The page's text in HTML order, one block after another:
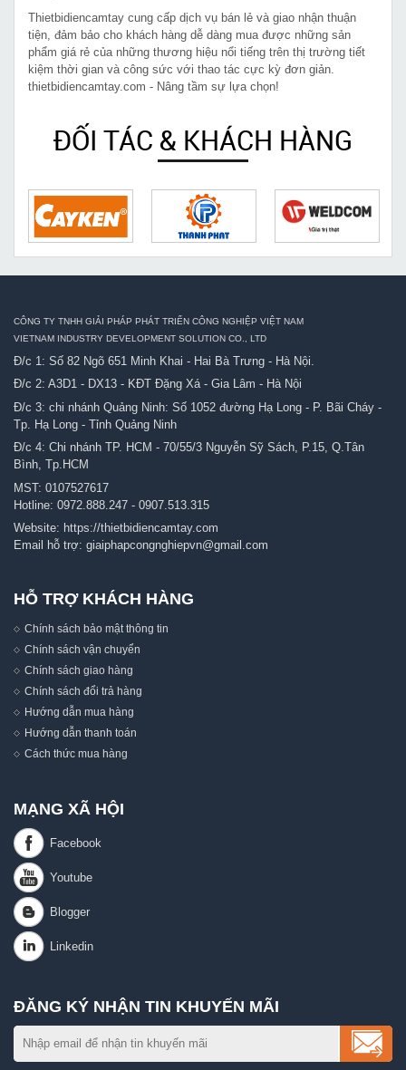
Thietbidiencamtay cung cấp dịch vụ bán lẻ và giao nhận thuận
tiện, đảm bảo cho khách hàng dễ dàng mua được những sản
phẩm giá rẻ của những thương hiệu nổi tiếng trên thị trường tiết
kiệm thời gian và công sức với thao tác cực kỳ đơn giản.
thietbidiencamtay.com - Nâng tầm sự lựa chọn!
ĐỐI TÁC & KHÁCH HÀNG
CÔNG TY TNHH GIẢI PHÁP PHÁT TRIỂN CÔNG NGHIỆP VIỆT NAM
VIETNAM INDUSTRY DEVELOPMENT SOLUTION CO., LTD
Đ/c 1: Số 82 Ngõ 651 Minh Khai - Hai Bà Trưng - Hà Nội.
Đ/c 2: A3D1 - DX13 - KĐT Đặng Xá - Gia Lâm - Hà Nội
Đ/c 3: chi nhánh Quảng Ninh: Số 1052 đường Hạ Long - P. Bãi Cháy -
Tp. Hạ Long - Tỉnh Quảng Ninh
Đ/c 4: Chi nhánh TP. HCM - 70/55/3 Nguyễn Sỹ Sách, P.15, Q.Tân
Bình, Tp.HCM
MST: 0107527617
Hotline: 0972.888.247 - 0907.513.315
Website: https://thietbidiencamtay.com
Email hỗ trợ: giaiphapcongnghiepvn@gmail.com
HỖ TRỢ KHÁCH HÀNG
Chính sách bảo mật thông tin
Chính sách vận chuyển
Chính sách giao hàng
Chính sách đổi trả hàng
Hướng dẫn mua hàng
Hướng dẫn thanh toán
Cách thức mua hàng
MẠNG XÃ HỘI
ĐĂNG KÝ NHẬN TIN KHUYẾN MÃI